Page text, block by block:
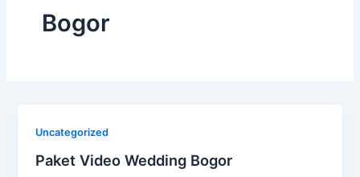
Bogor
Uncategorized
Paket Video Wedding Bogor